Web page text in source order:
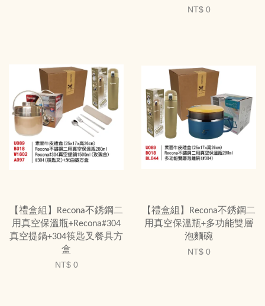
NT$ 0
【禮盒組】Recona不銹鋼二
用真空保溫瓶+Recona#304
真空提鍋+304筷匙叉餐具方
盒
NT$ 0
【禮盒組】Recona不銹鋼二
用真空保溫瓶+多功能雙層
泡麵碗
NT$ 0